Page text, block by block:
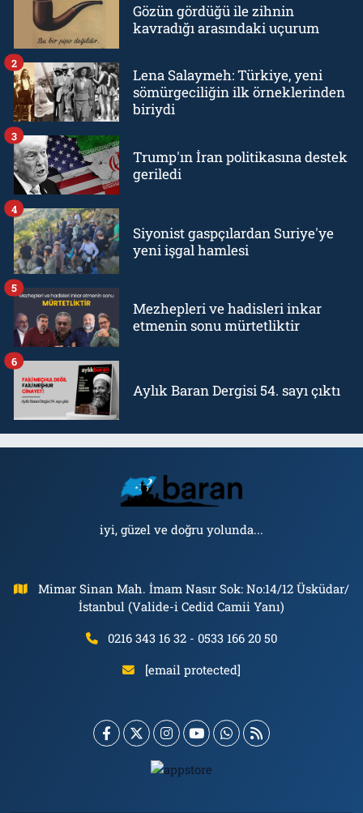
Gözün gördüğü ile zihnin
kavradığı arasındaki uçurum
Lena Salaymeh: Türkiye, yeni
sömürgeciliğin ilk örneklerinden
biriydi
2
Trump'ın İran politikasına destek
geriledi
3
Siyonist gaspçılardan Suriye'ye
yeni işgal hamlesi
4
Mezhepleri ve hadisleri inkar
etmenin sonu mürtetliktir
5
Aylık Baran Dergisi 54. sayı çıktı
6
iyi, güzel ve doğru yolunda...
Mimar Sinan Mah. İmam Nasır Sok: No:14/12 Üsküdar/
İstanbul (Valide-i Cedid Camii Yanı)
0216 343 16 32 - 0533 166 20 50
[email protected]